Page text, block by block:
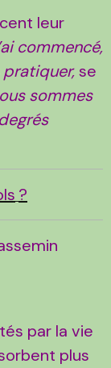
leur
commencé,
pratiquer,se
sommes
?
par la vie
plus